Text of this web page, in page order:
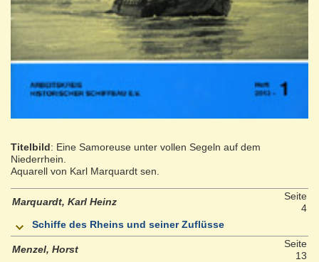
Titelbild: Eine Samoreuse unter vollen Segeln auf dem
Niederrhein.
Aquarell von Karl Marquardt sen.
Marquardt, Karl Heinz
Seite
4
Schiffe des Rheins und seiner Zuflüsse
Menzel, Horst
Seite
13